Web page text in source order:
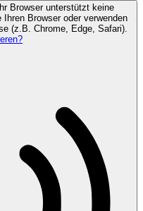
Ihr Browser unterstützt keine
Browser oder verwenden
(z.B. Chrome, Edge, Safari).